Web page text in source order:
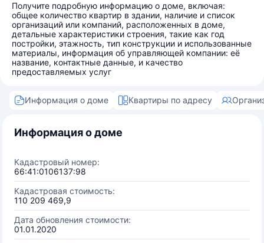
Получите подробную информацию о доме, включая:
общее количество квартир в здании, наличие и список
организаций или компаний, расположенных в доме,
детальные характеристики строения, такие как год
постройки, этажность, тип конструкции и использованные
материалы, информация об управляющей компании: её
название, контактные данные, и качество
предоставляемых услуг
Информация о доме Квартиры по адресу
Информация о доме
Кадастровый номер:
66:41:0106137:98
Кадастровая стоимость:
110 209 469,9
Дата обновления стоимости:
01.01.2020